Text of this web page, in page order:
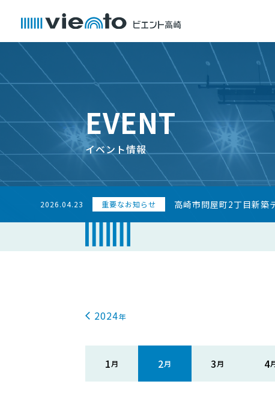
EVENT
イベント情報
2026.04.23 重要なお知らせ 高崎市問屋町2丁目新築
2024
1 2 3 4